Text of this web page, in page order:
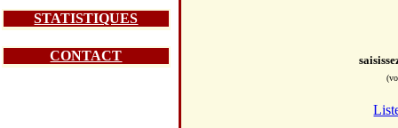
STATISTIQUES
CONTACT